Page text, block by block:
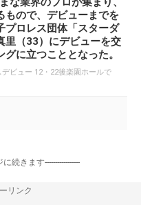
もので、デビューまでを
プロレス団体「スターダ
里（33）にデビューを交
に立つこととなった。
ビュー 12・22後楽園ホールで
続きます-----------------
リンク